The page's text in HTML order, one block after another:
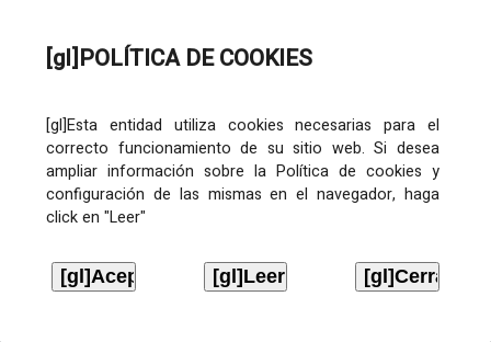
[gl]POLÍTICA DE COOKIES
[gl]Esta entidad utiliza cookies necesarias para el
correcto funcionamiento de su sitio web. Si desea
ampliar información sobre la Política de cookies y
configuración de las mismas en el navegador, haga
click en "Leer"